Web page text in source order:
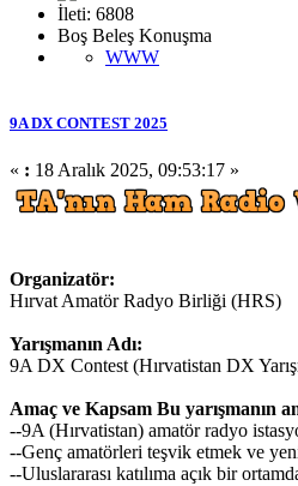
İleti: 6808
Boş Beleş Konuşma
WWW
9A DX CONTEST 2025
« : 18 Aralık 2025, 09:53:17 »
Organizatör:
Hırvat Amatör Radyo Birliği (HRS)
Yarışmanın Adı:
9A DX Contest (Hırvatistan DX
Amaç ve Kapsam Bu yarışmanın
--9A (Hırvatistan) amatör radyo
--Genç amatörleri teşvik etmek ve
--Uluslararası katılıma açık bir